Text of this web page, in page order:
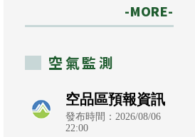
-MORE-
空氣監測